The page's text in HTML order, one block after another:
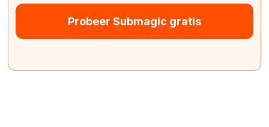
Probeer Submagic gratis